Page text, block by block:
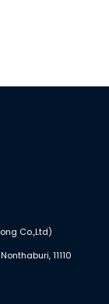
Co.,Ltd)
11110